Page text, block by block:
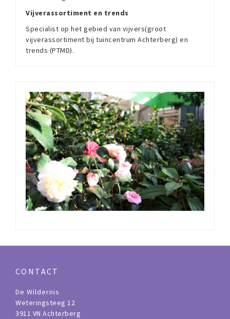
Vijverassortiment en trends
Specialist op het gebied van vijvers(groot
vijverassortiment bij tuincentrum Achterberg) en
trends (PTMD).
CONTACT
De Wildernis
Weteringsteeg 12
3911 VN Achterberg